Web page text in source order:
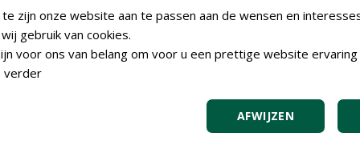
aanvulling. 'Via jullie vakblad bereiken we
die zich actief inzetten voor een groenere
boomvoeding helpt hoveniers met kant-
zijn onze website aan te passen aan de wensen en
gebruik van cookies.
voor ons van belang om voor u een prettige website ervaring
verder
AFWIJZEN